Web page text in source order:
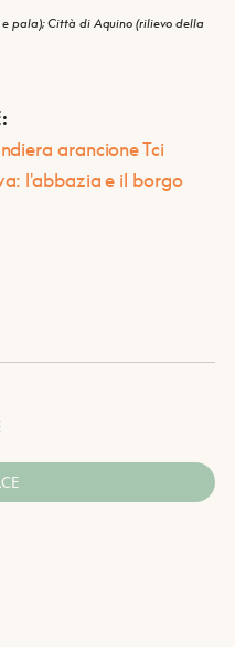
e pala); Città di Aquino (rilievo della
arancione Tci
l'abbazia e il borgo